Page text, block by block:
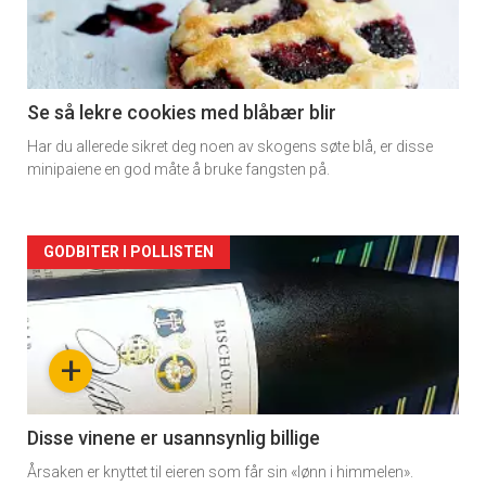
-
section
11
Dagens
Se så lekre cookies med blåbær blir
Har du allerede sikret deg noen av skogens søte blå, er disse
minipaiene en god måte å bruke fangsten på.
Artikler
detail
-
section
11
+
GODBITER I POLLISTEN
Disse vinene er usannsynlig billige
Årsaken er knyttet til eieren som får sin «lønn i himmelen».